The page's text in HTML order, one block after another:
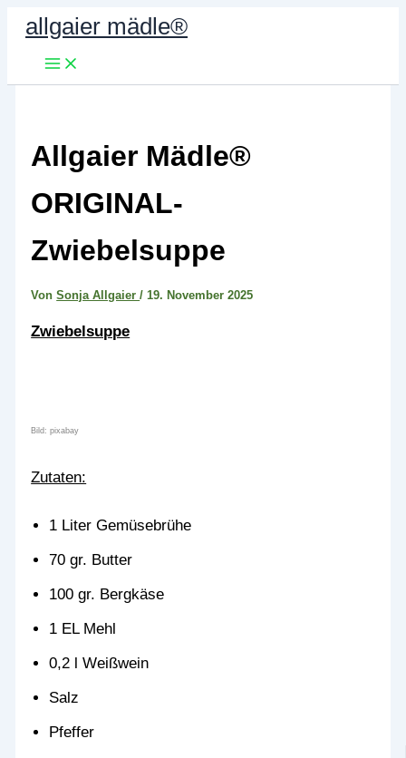
Zum
Inhalt
springen
allgaier mädle®
Allgaier Mädle®
ORIGINAL-
Zwiebelsuppe
VonSonja Allgaier/19. November 2025
Zwiebelsuppe
Bild: pixabay
Zutaten:
1 Liter Gemüsebrühe
70 gr. Butter
100 gr. Bergkäse
1 EL Mehl
0,2 l Weißwein
Salz
Pfeffer